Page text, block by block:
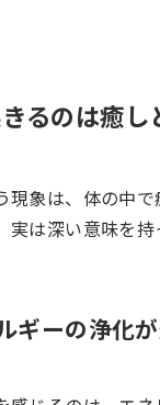
るのは癒し
現象は、体の中
実は深い意味を持
ギーの浄化